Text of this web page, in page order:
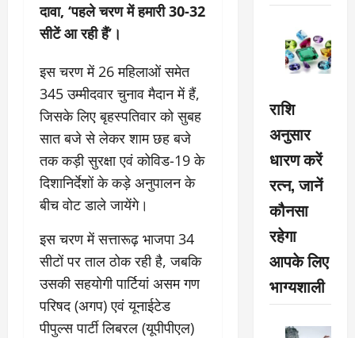
दावा, ‘पहले चरण में हमारी 30-32
सीटें आ रही हैं’।
इस चरण में 26 महिलाओं समेत
345 उम्मीदवार चुनाव मैदान में हैं,
जिसके लिए बृहस्पतिवार को सुबह
सात बजे से लेकर शाम छह बजे
तक कड़ी सुरक्षा एवं कोविड-19 के
दिशानिर्देशों के कड़े अनुपालन के
बीच वोट डाले जायेंगे।
इस चरण में सत्तारूढ़ भाजपा 34
सीटों पर ताल ठोक रही है, जबकि
उसकी सहयोगी पार्टियां असम गण
परिषद (अगप) एवं यूनाईटेड
पीपुल्स पार्टी लिबरल (यूपीपीएल)
राशि
अनुसार
धारण करें
रत्न, जानें
कौनसा
रहेगा
आपके लिए
भाग्यशाली